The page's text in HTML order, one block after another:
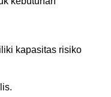
kapasitas risiko